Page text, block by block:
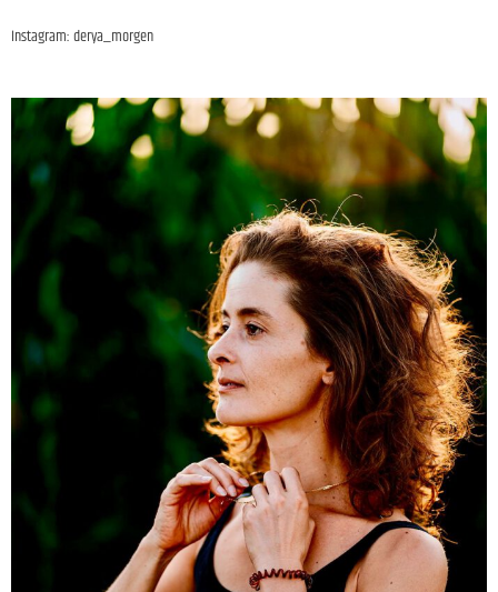
Instagram: derya_morgen